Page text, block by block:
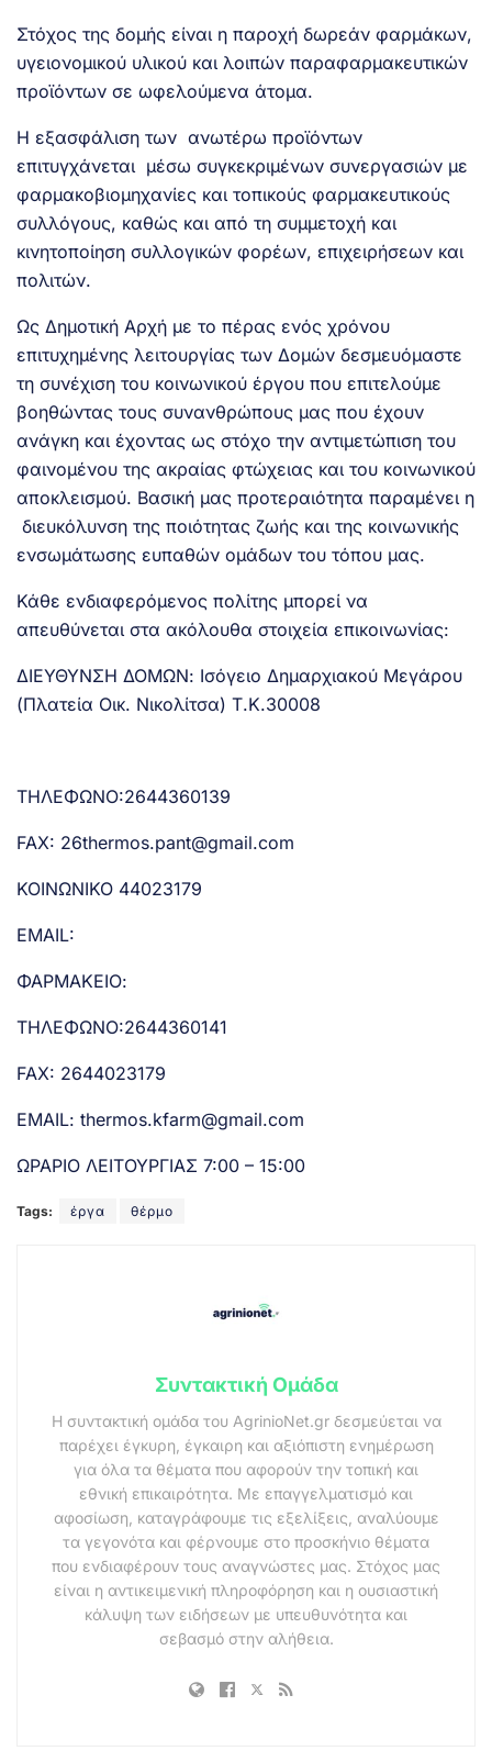
Στόχος της δομής είναι η παροχή δωρεάν φαρμάκων,
υγειονομικού υλικού και λοιπών παραφαρμακευτικών
προϊόντων σε ωφελούμενα άτομα.
Η εξασφάλιση των ανωτέρω προϊόντων
επιτυγχάνεται μέσω συγκεκριμένων συνεργασιών με
φαρμακοβιομηχανίες και τοπικούς φαρμακευτικούς
συλλόγους, καθώς και από τη συμμετοχή και
κινητοποίηση συλλογικών φορέων, επιχειρήσεων και
πολιτών.
Ως Δημοτική Αρχή με το πέρας ενός χρόνου
επιτυχημένης λειτουργίας των Δομών δεσμευόμαστε
τη συνέχιση του κοινωνικού έργου που επιτελούμε
βοηθώντας τους συνανθρώπους μας που έχουν
ανάγκη και έχοντας ως στόχο την αντιμετώπιση του
φαινομένου της ακραίας φτώχειας και του κοινωνικού
αποκλεισμού. Βασική μας προτεραιότητα παραμένει η
διευκόλυνση της ποιότητας ζωής και της κοινωνικής
ενσωμάτωσης ευπαθών ομάδων του τόπου μας.
Κάθε ενδιαφερόμενος πολίτης μπορεί να
απευθύνεται στα ακόλουθα στοιχεία επικοινωνίας:
ΔΙΕΥΘΥΝΣΗ ΔΟΜΩΝ: Ισόγειο Δημαρχιακού Μεγάρου
(Πλατεία Οικ. Νικολίτσα) Τ.Κ.30008
ΤΗΛΕΦΩΝΟ:2644360139
FAX: 26thermos.pant@gmail.com
ΚΟΙΝΩΝΙΚΟ 44023179
EMAIL:
ΦΑΡΜΑΚΕΙΟ:
ΤΗΛΕΦΩΝΟ:2644360141
FAX: 2644023179
EMAIL: thermos.kfarm@gmail.com
ΩΡΑΡΙΟ ΛΕΙΤΟΥΡΓΙΑΣ 7:00 – 15:00
Tags: έργα θέρμο
Συντακτική Ομάδα
Η συντακτική ομάδα του AgrinioNet.gr δεσμεύεται να
παρέχει έγκυρη, έγκαιρη και αξιόπιστη ενημέρωση
για όλα τα θέματα που αφορούν την τοπική και
εθνική επικαιρότητα. Με επαγγελματισμό και
αφοσίωση, καταγράφουμε τις εξελίξεις, αναλύουμε
τα γεγονότα και φέρνουμε στο προσκήνιο θέματα
που ενδιαφέρουν τους αναγνώστες μας. Στόχος μας
είναι η αντικειμενική πληροφόρηση και η ουσιαστική
κάλυψη των ειδήσεων με υπευθυνότητα και
σεβασμό στην αλήθεια.